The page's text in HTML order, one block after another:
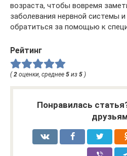
возраста, чтобы вовремя
заболевания нервной системы
обратиться за помощью к
Рейтинг
(2 оценки, среднее 5 из 5 )
Понравилась